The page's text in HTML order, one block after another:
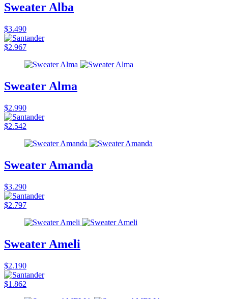
Sweater Alba
$3.490
$2.967
Sweater Alma
$2.990
$2.542
Sweater Amanda
$3.290
$2.797
Sweater Ameli
$2.190
$1.862